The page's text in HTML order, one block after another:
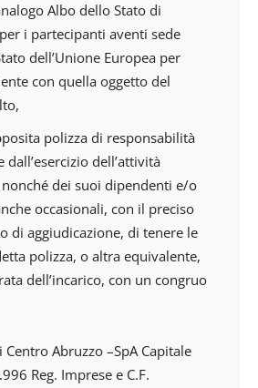
Albo dello Stato di
i partecipanti aventi sede
dell’Unione Europea per
con quella oggetto del
polizza di responsabilità
dell’attività
dei suoi dipendenti e/o
occasionali, con il preciso
di aggiudicazione, di tenere le
polizza, o altra equivalente,
dell’incarico, con un congruo
Abruzzo –SpA Capitale
Reg. Imprese e C.F.